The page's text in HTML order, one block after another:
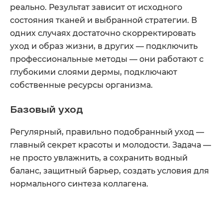
реально. Результат зависит от исходного
состояния тканей и выбранной стратегии. В
одних случаях достаточно скорректировать
уход и образ жизни, в других — подключить
профессиональные методы — они работают с
глубокими слоями дермы, подключают
собственные ресурсы организма.
Базовый уход
Регулярный, правильно подобранный уход —
главный секрет красоты и молодости. Задача —
не просто увлажнить, а сохранить водный
баланс, защитный барьер, создать условия для
нормального синтеза коллагена.